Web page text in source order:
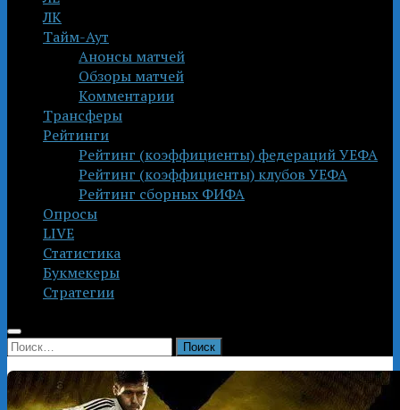
ЛК
Тайм-Аут
Анонсы матчей
Обзоры матчей
Комментарии
Трансферы
Рейтинги
Рейтинг (коэффициенты) федераций УЕФА
Рейтинг (коэффициенты) клубов УЕФА
Рейтинг сборных ФИФА
Опросы
LIVE
Статистика
Букмекеры
Стратегии
Найти: